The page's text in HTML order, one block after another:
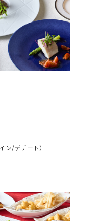
ン/デザート）